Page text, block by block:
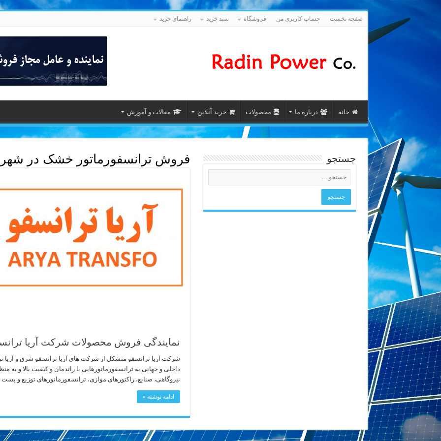
صفحه نخست حساب کاربری من فروشگاه سبد خرید راهنمای خرید
خانه درباره ما محصولات خرید آنلاین مقالات و آموزش
فروش ترانسفورماتور خشک در شهر
نمایندگی فروش محصولات شرکت آریا
شرکت آریا ترانسفو متشکل از شرکت های آریا ترانسفو شرق و آریا
داخلی و جهانی به ترانسفورماتورهایی با راندمان و کیفیت بالا و به
نیروگاهی، صنایع، راکتورهای موازی، ترانسفورماتورهای توزیع و
ادامه نوشته »
جستجو